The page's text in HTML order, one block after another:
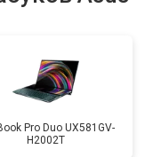
Заказать
Pro Duo UX581GV-
H2002T